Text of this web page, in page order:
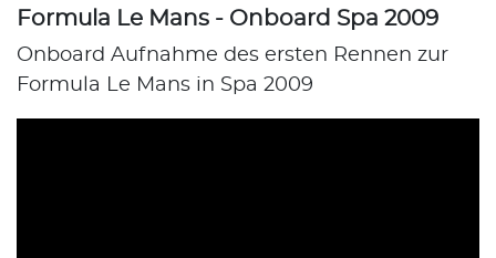
Formula Le Mans - Onboard Spa 2009
Onboard Aufnahme des ersten Rennen zur
Formula Le Mans in Spa 2009